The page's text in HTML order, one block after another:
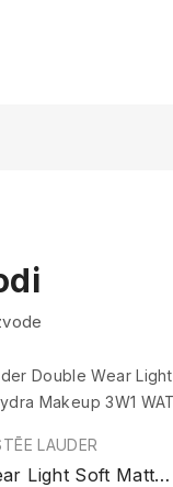
LAUDER
Double Wear Light Soft Matte Hydra Makeup 3W1 WAT